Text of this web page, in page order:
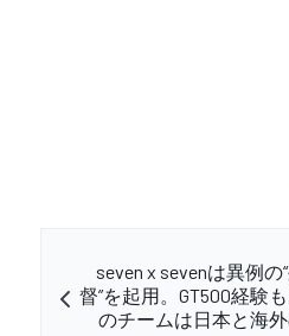
seven x sevenは異例
督”を起用。GT500経験
のチームは日本と海